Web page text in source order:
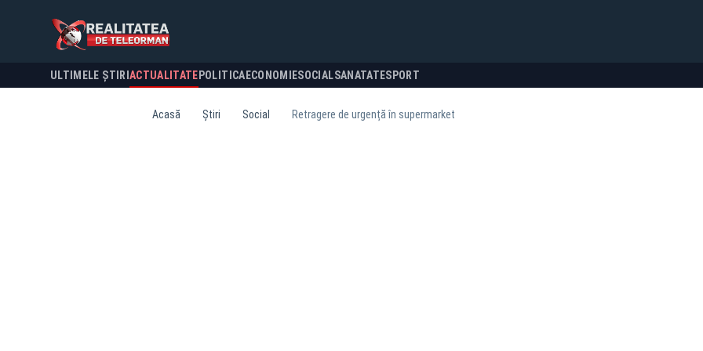
ULTIMELE ȘTIRI ACTUALITATE POLITICA ECONOMIESOCIALSANATATESPORT
Acasă Știri Social Retragere de urgență în supermarket